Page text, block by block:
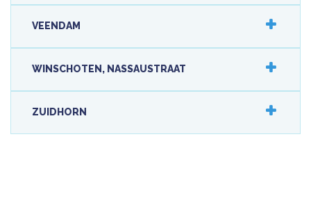
VEENDAM
WINSCHOTEN, NASSAUSTRAAT
ZUIDHORN